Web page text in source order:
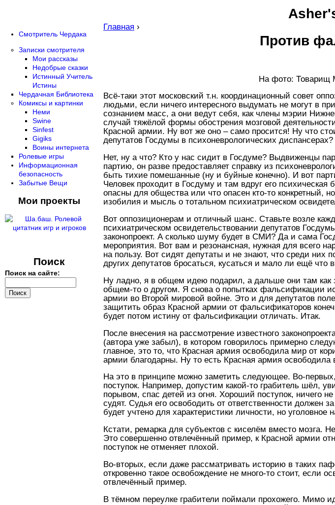
Главная ›
Против
На фото: Товарищ
Всё-таки этот московский т.н. координационный совет
людьми, если ничего интересного выдумать не могут в
сознанием масс, а они ведут себя, как члены мэрии
случай тяжёлой формы обострения мозговой
Красной армии. Ну вот же оно – само просится! Ну что
депутатов Госдумы в психоневрологических диспансерах?
Нет, ну а что? Кто у нас сидит в Госдуме? Выдвиженцы
партию, он разве предоставляет справку из
быть тихие помешанные (ну и буйные конечно). И вот
Человек проходит в Госдуму и там вдруг его психическая
опасны для общества или что опасен кто-то конкретный,
изобилия и мысль о тотальном психиатрическом
Вот оппозиционерам и отличный шанс. Ставьте возле
психиатрическом освидетельствовании депутатов
законопроект. А сколько шуму будет в СМИ? Да и сама
мероприятия. Вот вам и резонансная, нужная для всего
на пользу. Вот сидят депутаты и не знают, что среди
других депутатов бросаться, кусаться и мало ли ещё что
Ну ладно, я в общем идею подарил, а дальше они там
общем-то о другом. Я снова о попытках фальсификации
армии во Второй мировой войне. Это и для депутатов
защитить образ Красной армии от фальсификаторов
будет потом истину от фальсификации отличать. Итак.
После внесения на рассмотрение известного
(автора уже забыл), в котором говорилось примерно
главное, это то, что Красная армия освободила мир от
армии благодарны. Ну то есть Красная армия освободила
На это в принципе можно заметить следующее. Во-
поступок. Например, допустим какой-то грабитель шёл,
порывом, спас детей из огня. Хороший поступок, ничего
судят. Судья его освободить от ответственности должен
будет учтено для характеристики личности, но уголовное
Кстати, ремарка для субъектов с киселём вместо
Это совершенно отвлечённый пример, к Красной армии
поступок не отменяет плохой.
Во-вторых, если даже рассматривать историю в таких
откровенно такое освобождение не много-то стоит, если
отвлечённый пример.
В тёмном переулке грабители поймали прохожего. Мимо
Смотритель Чердака
Записки смотрителя
Мои рассказы
Недобрые сказки
Истинный Учитель
Истины
Чердачная Библиотека
Комиксы и картинки
Неми
Swine
Sinfest
Gigiks
Воины интернета
Ролевые игры
Информационная
безопасность
Забытые Вещи
Мои проекты
Поиск
Поиск на сайте: